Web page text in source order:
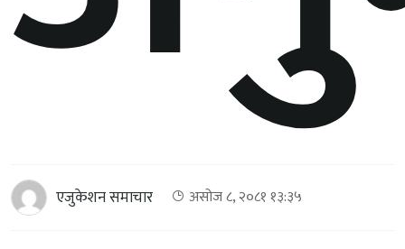
एजुकेशन समाचार असोज ८, २०८१ १३:३५